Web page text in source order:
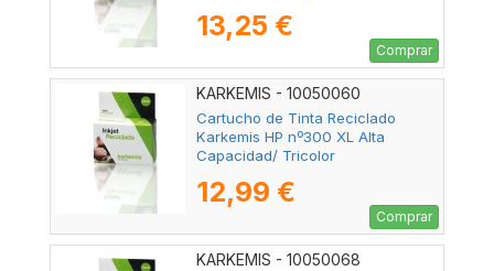
13,25 €
Comprar
KARKEMIS - 10050060
Cartucho de Tinta Reciclado
Karkemis HP nº300 XL Alta
Capacidad/ Tricolor
12,99 €
Comprar
KARKEMIS - 10050068